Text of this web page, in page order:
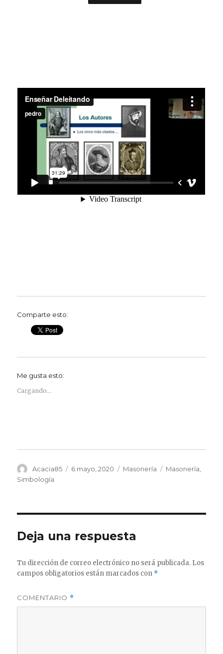
Comparte esto:
Me gusta esto:
Cargando...
Autor
Acacia85
Publicado
6 mayo, 2020 Categorías
Masonería Etiquetas
Masonería,
Simbología
Deja una respuesta
Tu dirección de correo electrónico no será publicada. Los
campos obligatorios están marcados con *
COMENTARIO *